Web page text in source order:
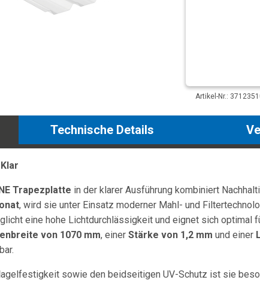
Artikel-Nr.:
Technische Details
Trapezplatte in der klarer Ausführung kombiniert
, wird sie unter Einsatz moderner Mahl- und
eine hohe Lichtdurchlässigkeit und eignet sich optimal
von 1070 mm, einer Stärke von 1,2 mm und einer
sowie den beidseitigen UV-Schutz ist sie